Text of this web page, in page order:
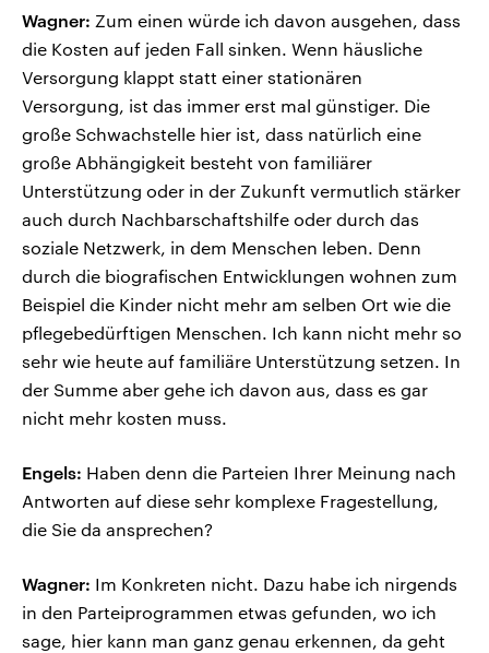
Wagner: Zum einen würde ich davon ausgehen, dass
die Kosten auf jeden Fall sinken. Wenn häusliche
Versorgung klappt statt einer stationären
Versorgung, ist das immer erst mal günstiger. Die
große Schwachstelle hier ist, dass natürlich eine
große Abhängigkeit besteht von familiärer
Unterstützung oder in der Zukunft vermutlich stärker
auch durch Nachbarschaftshilfe oder durch das
soziale Netzwerk, in dem Menschen leben. Denn
durch die biografischen Entwicklungen wohnen zum
Beispiel die Kinder nicht mehr am selben Ort wie die
pflegebedürftigen Menschen. Ich kann nicht mehr so
sehr wie heute auf familiäre Unterstützung setzen. In
der Summe aber gehe ich davon aus, dass es gar
nicht mehr kosten muss.
Engels: Haben denn die Parteien Ihrer Meinung nach
Antworten auf diese sehr komplexe Fragestellung,
die Sie da ansprechen?
Wagner: Im Konkreten nicht. Dazu habe ich nirgends
in den Parteiprogrammen etwas gefunden, wo ich
sage, hier kann man ganz genau erkennen, da geht